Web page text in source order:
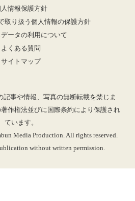
情報保護方針
取り扱う個人情報の保護方針
ータの利用について
よくある質問
サイトマップ
記事や情報、写真の無断転載を禁じま
作権法並びに国際条約により保護され
ています。
Media Production. All rights reserved.
without written permission.